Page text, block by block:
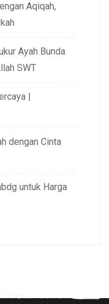
Aqiqah,
Ayah Bunda
SWT
|
dengan Cinta
untuk Harga